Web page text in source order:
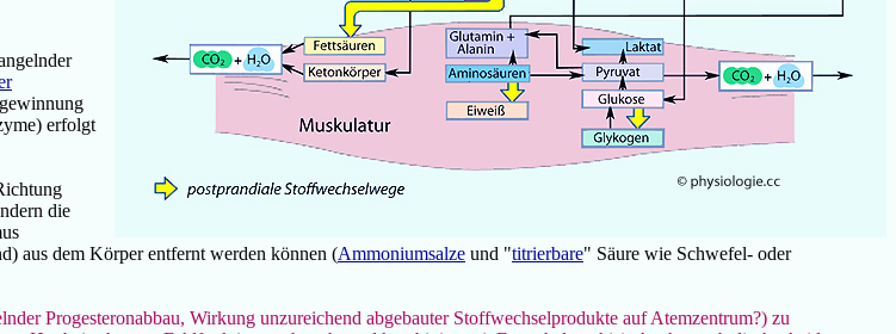
erfolgt
die
aus dem Körper entfernt werden können (Ammoniumsalze und "titrierbare" Säure wie Schwefel- oder
Progesteronabbau, Wirkung unzureichend abgebauter Stoffwechselprodukte auf Atemzentrum?) zu